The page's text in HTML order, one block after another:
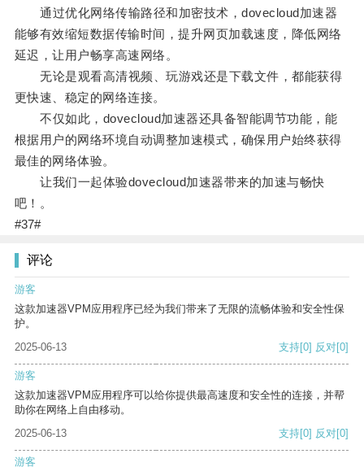
通过优化网络传输路径和加密技术，dovecloud加速器
能够有效缩短数据传输时间，提升网页加载速度，降低网络
延迟，让用户畅享高速网络。
无论是观看高清视频、玩游戏还是下载文件，都能获得
更快速、稳定的网络连接。
不仅如此，dovecloud加速器还具备智能调节功能，能
根据用户的网络环境自动调整加速模式，确保用户始终获得
最佳的网络体验。
让我们一起体验dovecloud加速器带来的加速与畅快
吧！。
#37#
评论
游客
这款加速器VPM应用程序已经为我们带来了无限的流畅体验和安全性保
护。
2025-06-13
支持[0] 反对[0]
游客
这款加速器VPM应用程序可以给你提供最高速度和安全性的连接，并帮
助你在网络上自由移动。
2025-06-13
支持[0] 反对[0]
游客